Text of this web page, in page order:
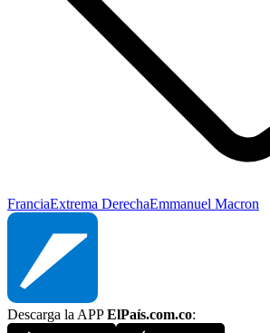
FranciaExtrema DerechaEmmanuel Macron
Descarga la APPElPaís.com.co: